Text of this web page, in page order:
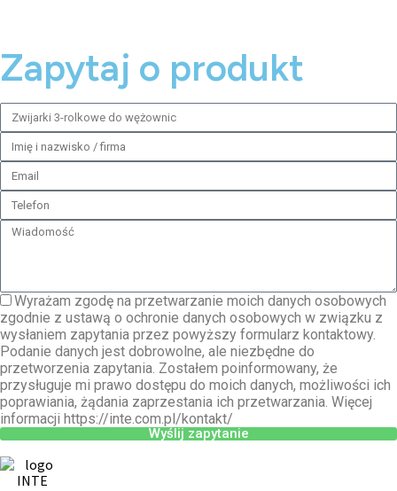
Zapytaj o produkt
Wyrażam zgodę na przetwarzanie moich danych osobowych
zgodnie z ustawą o ochronie danych osobowych w związku z
wysłaniem zapytania przez powyższy formularz kontaktowy.
Podanie danych jest dobrowolne, ale niezbędne do
przetworzenia zapytania. Zostałem poinformowany, że
przysługuje mi prawo dostępu do moich danych, możliwości ich
poprawiania, żądania zaprzestania ich przetwarzania. Więcej
informacji https://inte.com.pl/kontakt/
Wyślij zapytanie